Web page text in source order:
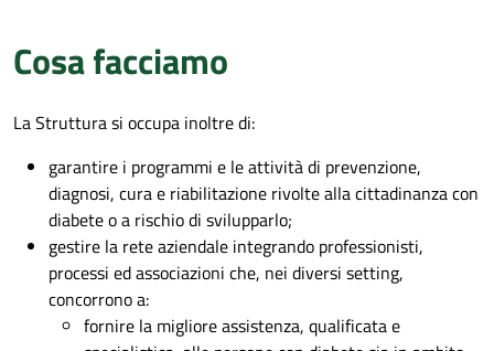
Cosa facciamo
La Struttura si occupa inoltre di:
garantire i programmi e le attività di prevenzione,
diagnosi, cura e riabilitazione rivolte alla cittadinanza con
diabete o a rischio di svilupparlo;
gestire la rete aziendale integrando professionisti,
processi ed associazioni che, nei diversi setting,
concorrono a:
fornire la migliore assistenza, qualificata e